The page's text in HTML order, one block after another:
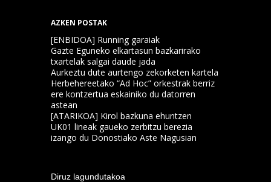
AZKEN POSTAK
[ENBIDOA] Running garaiak
Gazte Eguneko elkartasun bazkarirako
txartelak salgai daude jada
Aurkeztu dute aurtengo zekorketen kartela
Herbehereetako “Ad Hoc” orkestrak berriz
ere kontzertua eskainiko du datorren
astean
[ATARIKOA] Kirol bazkuna ehuntzen
UK01 lineak gaueko zerbitzu berezia
izango du Donostiako Aste Nagusian
Diruz lagundutakoa